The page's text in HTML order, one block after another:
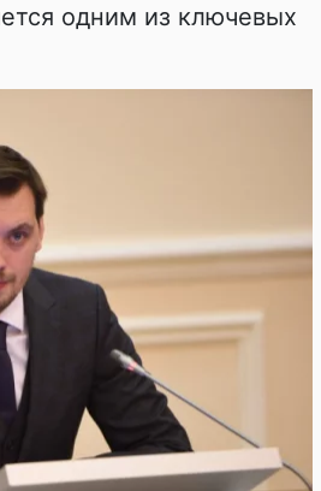
одним из ключевых